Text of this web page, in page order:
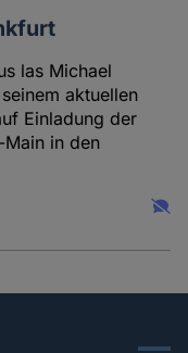
las Michael
aktuellen
Einladung der
Main in den